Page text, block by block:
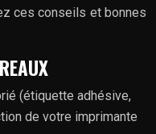
ces conseils et bonnes
(étiquette adhésive,
de votre imprimante